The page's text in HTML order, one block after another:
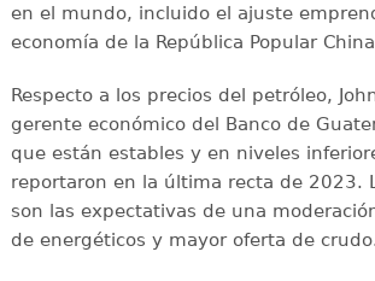
en el mundo, incluido el ajuste
economía de la República Popular
Respecto a los precios del petróleo,
gerente económico del Banco de
que están estables y en niveles
reportaron en la última recta de 2023.
son las expectativas de una
de energéticos y mayor oferta de